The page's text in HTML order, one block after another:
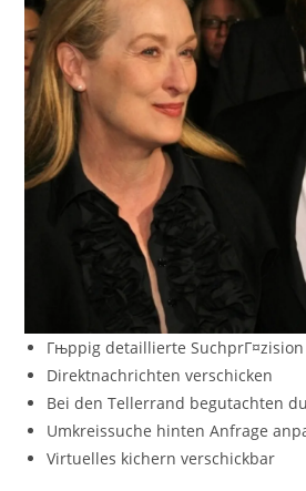
Гњppig detaillierte SuchprГ¤zision
Direktnachrichten verschicken
Bei den Tellerrand begutachten
Umkreissuche hinten Anfrage
Virtuelles kichern verschickbar